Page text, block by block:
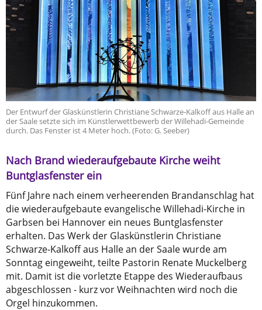
Der Entwurf der Glaskünstlerin Christiane Schwarze-Kalkoff aus Halle an
der Saale setzte sich im Künstlerwettbewerb der Willehadi-Gemeinde
durch. Das Fenster ist 4 Meter hoch. (Foto: G. Seeber)
Nach Brand wiederaufgebaute Kirche weiht
Buntglasfenster ein
Fünf Jahre nach einem verheerenden Brandanschlag hat
die wiederaufgebaute evangelische Willehadi-Kirche in
Garbsen bei Hannover ein neues Buntglasfenster
erhalten. Das Werk der Glaskünstlerin Christiane
Schwarze-Kalkoff aus Halle an der Saale wurde am
Sonntag eingeweiht, teilte Pastorin Renate Muckelberg
mit. Damit ist die vorletzte Etappe des Wiederaufbaus
abgeschlossen - kurz vor Weihnachten wird noch die
Orgel hinzukommen.